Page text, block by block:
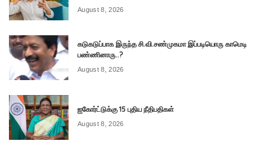
August 8, 2026
கடுகடுப்பாக இருந்த சி.வி.சண்முகமா இப்படியொரு காமெடி
பண்ணினாரு..?
August 8, 2026
ஐகோர்ட்டுக்கு 15 புதிய நீதிபதிகள்
August 8, 2026